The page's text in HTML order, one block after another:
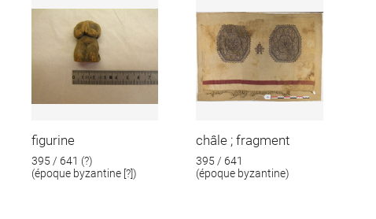
figurine
395 / 641 (?)
(époque byzantine [?])
châle ; fragment
395 / 641
(époque byzantine)